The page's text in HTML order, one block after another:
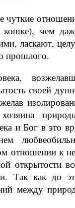
чуткие
кошке), чем
ласкают,
прошлого.
своей
хозяина
и Бог в это
отношении к
открытости
Так как до
между